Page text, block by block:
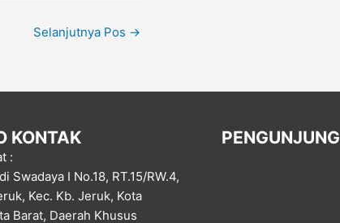
Selanjutnya Pos →
KONTAK
:
Swadaya I No.18, RT.15/RW.4,
Kec. Kb. Jeruk, Kota
Barat, Daerah Khusus
PENGUNJUNG